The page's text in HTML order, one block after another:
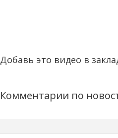
Добавь это видео в
Комментарии по